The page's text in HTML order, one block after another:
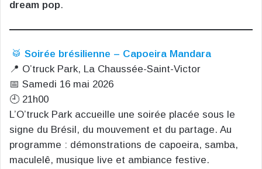
dream pop.
🥁Soirée brésilienne – Capoeira Mandara
📍 O’truck Park, La Chaussée-Saint-Victor
📅 Samedi 16 mai 2026
🕘 21h00
L’O’truck Park accueille une soirée placée sous le
signe du Brésil, du mouvement et du partage. Au
programme : démonstrations de capoeira, samba,
maculelê, musique live et ambiance festive.